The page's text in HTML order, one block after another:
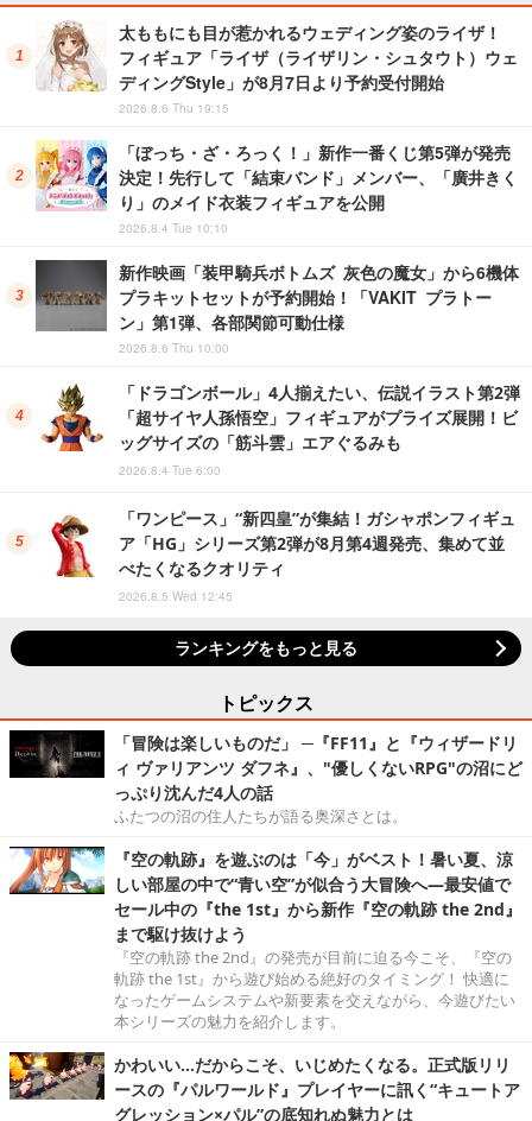
太ももにも目が惹かれるウェディング姿のライザ！
フィギュア「ライザ（ライザリン・シュタウト）ウェ
ディングStyle」が8月7日より予約受付開始
2026.8.6 Thu 19:15
「ぼっち・ざ・ろっく！」新作一番くじ第5弾が発売
決定！先行して「結束バンド」メンバー、「廣井きく
り」のメイド衣装フィギュアを公開
2026.8.4 Tue 10:10
新作映画「装甲騎兵ボトムズ 灰色の魔女」から6機体
プラキットセットが予約開始！「VAKIT プラトー
ン」第1弾、各部関節可動仕様
2026.8.6 Thu 10:00
「ドラゴンボール」4人揃えたい、伝説イラスト第2弾
「超サイヤ人孫悟空」フィギュアがプライズ展開！ビ
ッグサイズの「筋斗雲」エアぐるみも
2026.8.4 Tue 6:00
「ワンピース」“新四皇”が集結！ガシャポンフィギュ
ア「HG」シリーズ第2弾が8月第4週発売、集めて並
べたくなるクオリティ
2026.8.5 Wed 12:45
ランキングをもっと見る
トピックス
「冒険は楽しいものだ」 ─『FF11』と『ウィザードリ
ィ ヴァリアンツ ダフネ』、"優しくないRPG"の沼にど
っぷり沈んだ4人の話
ふたつの沼の住人たちが語る奥深さとは。
『空の軌跡』を遊ぶのは「今」がベスト！暑い夏、涼
しい部屋の中で“青い空”が似合う大冒険へ―最安値で
セール中の『the 1st』から新作『空の軌跡 the 2nd』
まで駆け抜けよう
『空の軌跡 the 2nd』の発売が目前に迫る今こそ、『空の
軌跡 the 1st』から遊び始める絶好のタイミング！ 快適に
なったゲームシステムや新要素を交えながら、今遊びたい
本シリーズの魅力を紹介します。
かわいい…だからこそ、いじめたくなる。正式版リリ
ースの『パルワールド』プレイヤーに訊く“キュートア
グレッション×パル”の底知れぬ魅力とは